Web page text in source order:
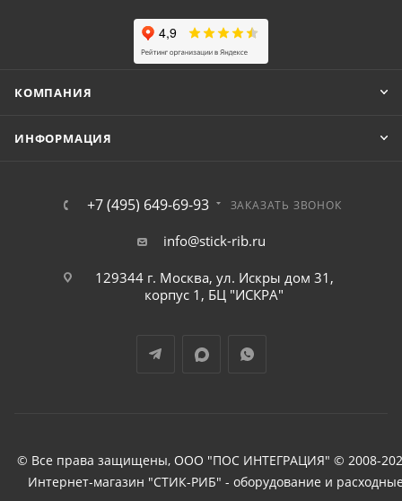
КОМПАНИЯ
ИНФОРМАЦИЯ
+7 (495) 649-69-93 ЗАКАЗАТЬ ЗВОНОК
info@stick-rib.ru
129344 г. Москва, ул. Искры дом 31,
корпус 1, БЦ "ИСКРА"
© Все права защищены, ООО "ПОС ИНТЕГРАЦИЯ" © 2008-
Интернет-магазин "СТИК-РИБ" - оборудование и